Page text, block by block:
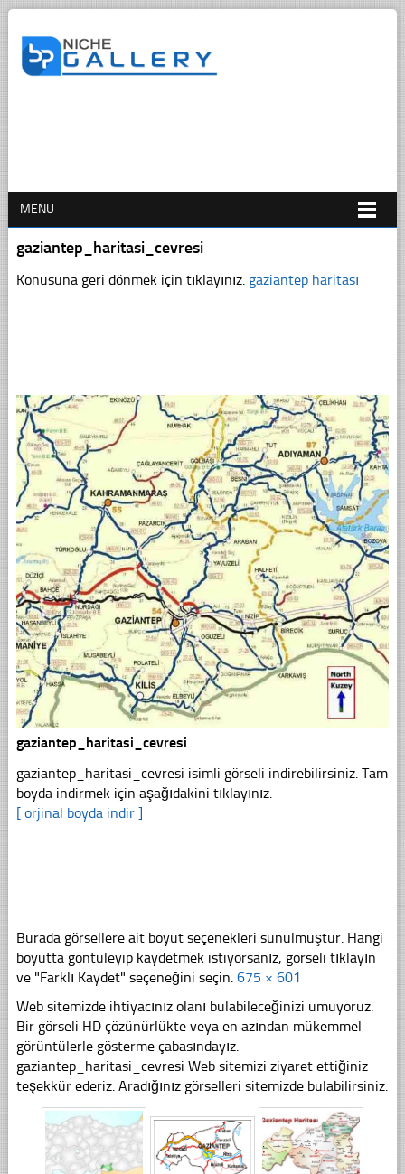
MENU
gaziantep_haritasi_cevresi
Konusuna geri dönmek için tıklayınız. gaziantep haritası
gaziantep_haritasi_cevresi
gaziantep_haritasi_cevresi isimli görseli indirebilirsiniz. Tam
boyda indirmek için aşağıdakini tıklayınız.
[ orjinal boyda indir ]
Burada görsellere ait boyut seçenekleri sunulmuştur. Hangi
boyutta göntüleyip kaydetmek istiyorsanız, görseli tıklayın
ve "Farklı Kaydet" seçeneğini seçin. 675 × 601
Web sitemizde ihtiyacınız olanı bulabileceğinizi umuyoruz.
Bir görseli HD çözünürlükte veya en azından mükemmel
görüntülerle gösterme çabasındayız.
gaziantep_haritasi_cevresi Web sitemizi ziyaret ettiğiniz
teşekkür ederiz. Aradığınız görselleri sitemizde bulabilirsiniz.